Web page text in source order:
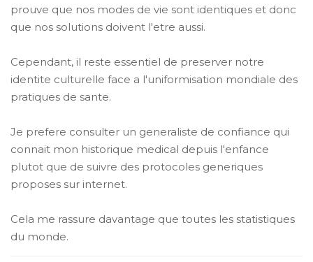
prouve que nos modes de vie sont identiques et donc
que nos solutions doivent l'etre aussi.
Cependant, il reste essentiel de preserver notre
identite culturelle face a l'uniformisation mondiale des
pratiques de sante.
Je prefere consulter un generaliste de confiance qui
connait mon historique medical depuis l'enfance
plutot que de suivre des protocoles generiques
proposes sur internet.
Cela me rassure davantage que toutes les statistiques
du monde.